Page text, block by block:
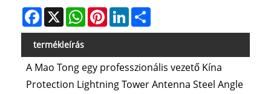
Facebook
X WhatsAppPinterestLinkedIn
termékleírás
A Mao Tong egy professzionális vezető Kína
Protection Lightning Tower Antenna Steel Angle